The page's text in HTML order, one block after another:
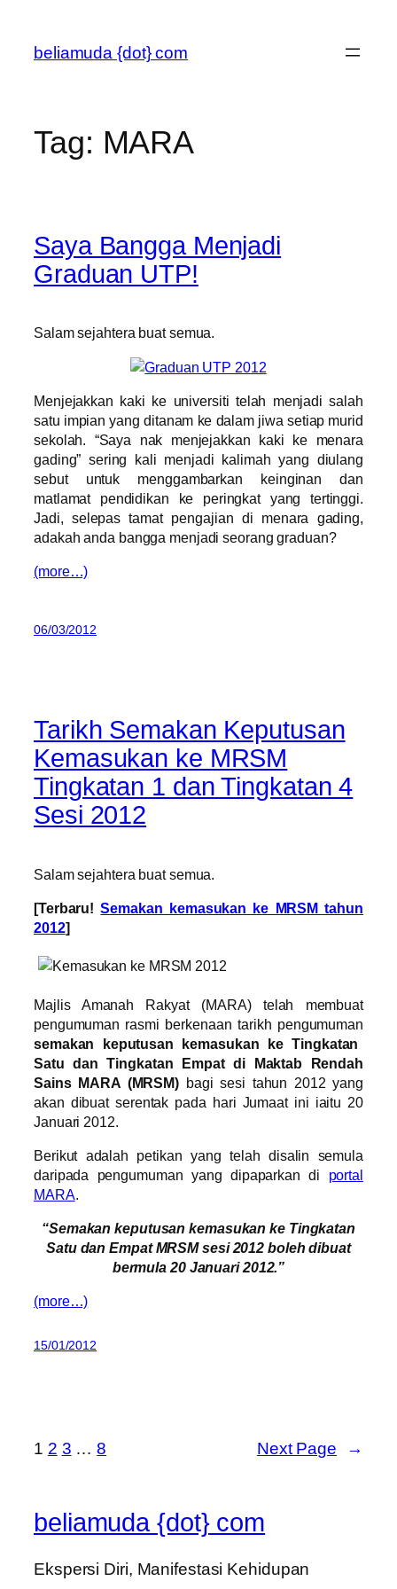
content
beliamuda {dot} com
Tag: MARA
Saya Bangga Menjadi
Graduan UTP!
Salam sejahtera buat semua.
Menjejakkan kaki ke universiti telah menjadi salah
satu impian yang ditanam ke dalam jiwa setiap murid
sekolah. “Saya nak menjejakkan kaki ke menara
gading” sering kali menjadi kalimah yang diulang
sebut untuk menggambarkan keinginan dan
matlamat pendidikan ke peringkat yang tertinggi.
Jadi, selepas tamat pengajian di menara gading,
adakah anda bangga menjadi seorang graduan?
(more…)
06/03/2012
Tarikh Semakan Keputusan
Kemasukan ke MRSM
Tingkatan 1 dan Tingkatan 4
Sesi 2012
Salam sejahtera buat semua.
[Terbaru!Semakan kemasukan ke MRSM tahun
2012]
Majlis Amanah Rakyat (MARA) telah membuat
pengumuman rasmi berkenaan tarikh pengumuman
semakan keputusan kemasukan ke Tingkatan
Satu dan Tingkatan Empat di Maktab Rendah
Sains MARA (MRSM) bagi sesi tahun 2012 yang
akan dibuat serentak pada hari Jumaat ini iaitu 20
Januari 2012.
Berikut adalah petikan yang telah disalin semula
daripada pengumuman yang dipaparkan di portal
MARA.
“Semakan keputusan kemasukan ke Tingkatan
Satu dan Empat MRSM sesi 2012 boleh dibuat
bermula 20 Januari 2012.”
(more…)
15/01/2012
1 2 3 … 8 Next Page →
beliamuda {dot} com
Ekspersi Diri, Manifestasi Kehidupan